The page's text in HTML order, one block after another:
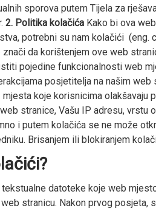
sporova putem Tijela za
2. Politika kolačića Kako bi ova
potrebni su nam kolačići (eng.
znači da korištenjem ove web
pojedine funkcionalnosti web
posjetitelja na našim
koje korisnicima olakšavaju
stranice, Vašu IP adresu,
i putem kolačića se ne može
Brisanjem ili blokiranjem
datoteke koje web
stranicu. Nakon prvog posjeta,